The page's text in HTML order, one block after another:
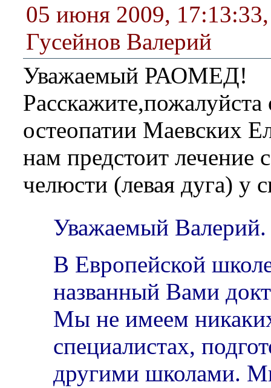
05 июня 2009, 17:13:33
Гусейнов Валерий
Уважаемый РАОМЕД!
Расскажите,пожалуйста
остеопатии Маевских
нам предстоит лечение
челюсти (левая дуга) у
Уважаемый Валерий.
В Европейской
названный Вами
Мы не имеем
специалистах,
другими школами.